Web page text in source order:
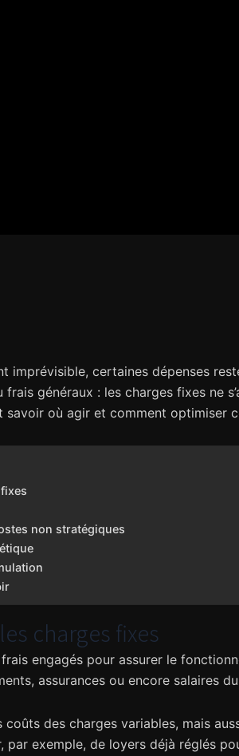
imprévisible, certaines dépenses
frais généraux : les charges fixes ne
où agir et comment optimiser
non stratégiques
charges fixes
engagés pour assurer le
assurances ou encore salaires
des charges variables, mais
par exemple, de loyers déjà réglés